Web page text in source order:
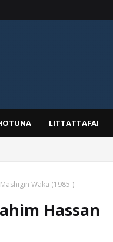
LITTATTAFAI
Hassan
Waka (1985-)
Hassan